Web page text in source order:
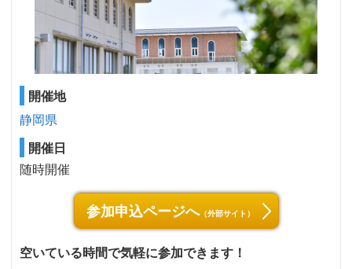
開催地
静岡県
開催日
随時開催
参加申込ページへ（外部サイト）
空いている時間で気軽に参加できます！